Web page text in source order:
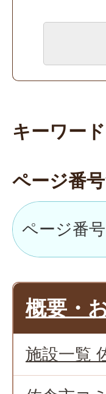
キーワード
ページ番号
概要・
施設一覧